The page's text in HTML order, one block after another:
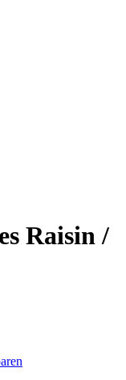
Raisin /